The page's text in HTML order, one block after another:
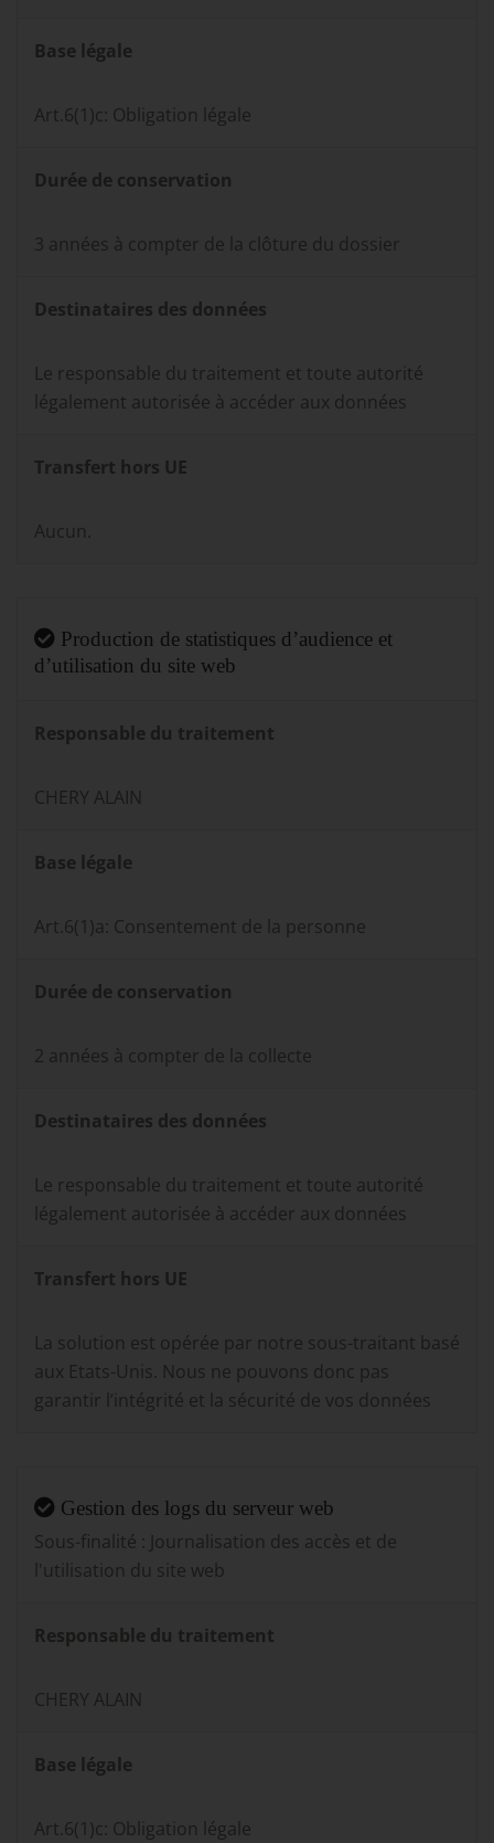
Base légale
Art.6(1)c: Obligation légale
Durée de conservation
3 années à compter de la clôture du dossier
Destinataires des données
Le responsable du traitement et toute autorité
légalement autorisée à accéder aux données
Transfert hors UE
Aucun.
Production de statistiques d’audience et
d’utilisation du site web
Responsable du traitement
CHERY ALAIN
Base légale
Art.6(1)a: Consentement de la personne
Durée de conservation
2 années à compter de la collecte
Destinataires des données
Le responsable du traitement et toute autorité
légalement autorisée à accéder aux données
Transfert hors UE
La solution est opérée par notre sous-traitant basé
aux Etats-Unis. Nous ne pouvons donc pas
garantir l’intégrité et la sécurité de vos données
Gestion des logs du serveur web
Sous-finalité : Journalisation des accès et de
l'utilisation du site web
Responsable du traitement
CHERY ALAIN
Base légale
Art.6(1)c: Obligation légale